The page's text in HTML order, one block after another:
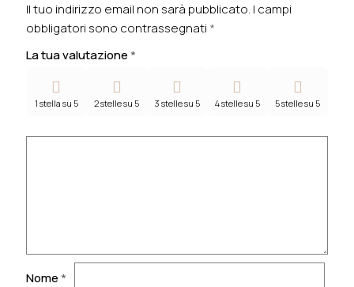
Il tuo indirizzo email non sarà pubblicato. I campi
obbligatori sono contrassegnati *
La tua valutazione *
1 stella su 5 2 stelle su 5 3 stelle su 5 4 stelle su 5 5 stelle su 5
Nome *